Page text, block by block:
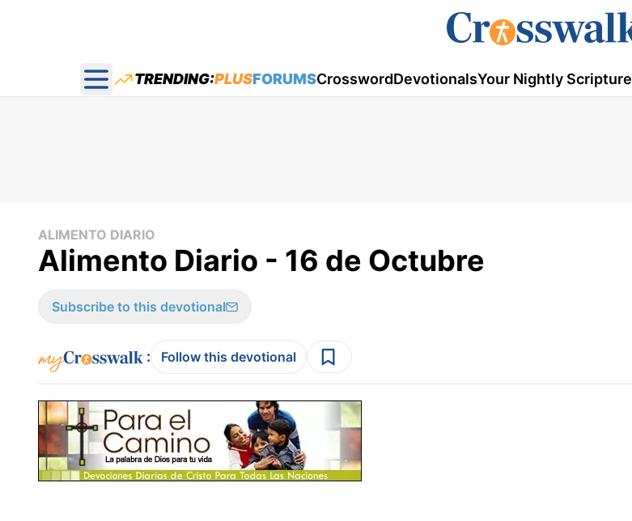
Open main menu
TRENDING:PLUSFORUMSCrosswordDevotionalsYour Nightly Scripture
ALIMENTO DIARIO
Alimento Diario - 16 de Octubre
Subscribe to this devotional
: Follow this devotional